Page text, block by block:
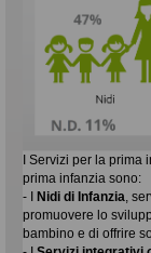
I Servizi per la
prima infanzia sono:
- I
Nidi di Infanzia,
promuovere lo
bambino e di offrire